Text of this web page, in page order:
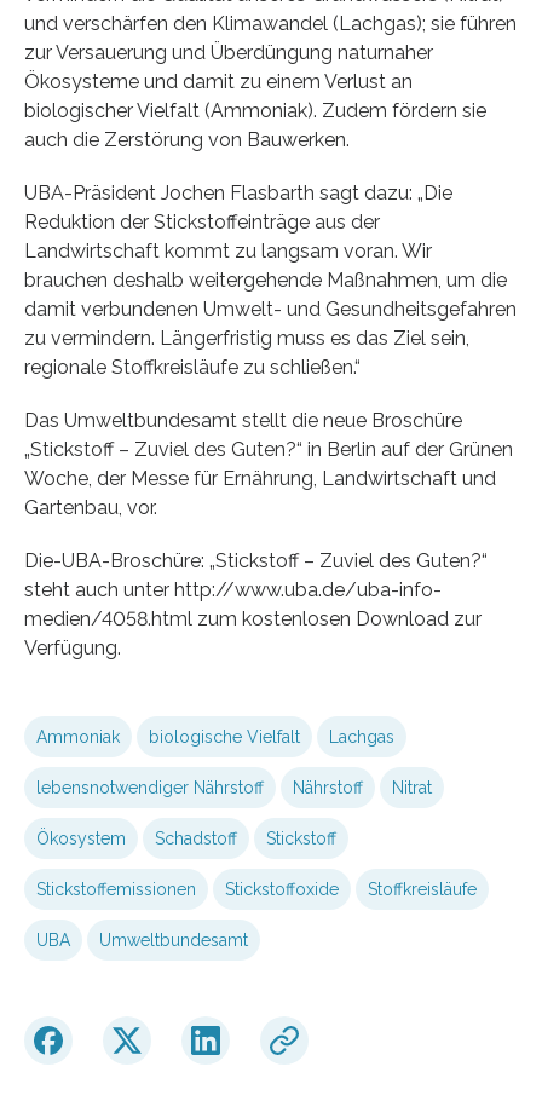
und verschärfen den Klimawandel (Lachgas); sie führen
zur Versauerung und Überdüngung naturnaher
Ökosysteme und damit zu einem Verlust an
biologischer Vielfalt (Ammoniak). Zudem fördern sie
auch die Zerstörung von Bauwerken.
UBA-Präsident Jochen Flasbarth sagt dazu: „Die
Reduktion der Stickstoffeinträge aus der
Landwirtschaft kommt zu langsam voran. Wir
brauchen deshalb weitergehende Maßnahmen, um die
damit verbundenen Umwelt- und Gesundheitsgefahren
zu vermindern. Längerfristig muss es das Ziel sein,
regionale Stoffkreisläufe zu schließen.“
Das Umweltbundesamt stellt die neue Broschüre
„Stickstoff – Zuviel des Guten?“ in Berlin auf der Grünen
Woche, der Messe für Ernährung, Landwirtschaft und
Gartenbau, vor.
Die-UBA-Broschüre: „Stickstoff – Zuviel des Guten?“
steht auch unter http://www.uba.de/uba-info-
medien/4058.html zum kostenlosen Download zur
Verfügung.
Ammoniak biologische Vielfalt Lachgas
lebensnotwendiger Nährstoff Nährstoff Nitrat
Ökosystem Schadstoff Stickstoff
Stickstoffemissionen Stickstoffoxide Stoffkreisläufe
UBA Umweltbundesamt